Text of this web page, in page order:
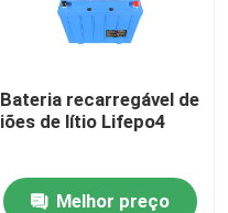
Bateria recarregável de
iões de lítio Lifepo4
Melhor preço